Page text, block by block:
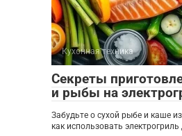
Кухонная техника
Секреты
и рыбы на
Забудьте о сухой рыбе и каше
как использовать